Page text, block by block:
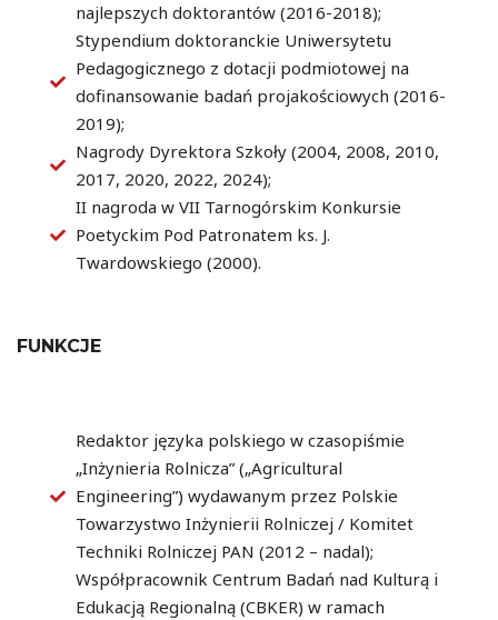
najlepszych doktorantów (2016-2018);
Stypendium doktoranckie Uniwersytetu
Pedagogicznego z dotacji podmiotowej na
dofinansowanie badań projakościowych (2016-
2019);
Nagrody Dyrektora Szkoły (2004, 2008, 2010,
2017, 2020, 2022, 2024);
II nagroda w VII Tarnogórskim Konkursie
Poetyckim Pod Patronatem ks. J.
Twardowskiego (2000).
FUNKCJE
Redaktor języka polskiego w czasopiśmie
„Inżynieria Rolnicza” („Agricultural
Engineering”) wydawanym przez Polskie
Towarzystwo Inżynierii Rolniczej / Komitet
Techniki Rolniczej PAN (2012 – nadal);
Współpracownik Centrum Badań nad Kulturą i
Edukacją Regionalną (CBKER) w ramach